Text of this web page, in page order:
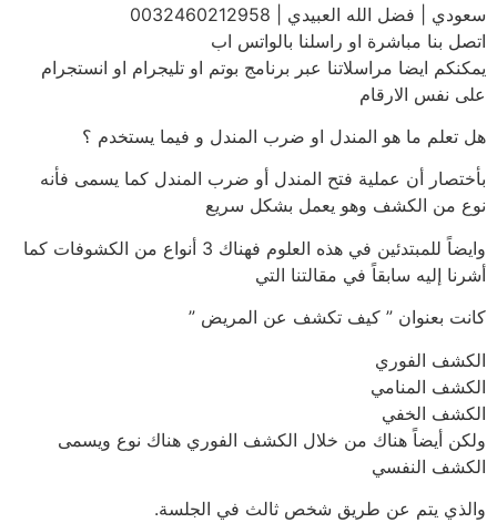
سعودي | فضل الله العبيدي | 0032460212958
اتصل بنا مباشرة او راسلنا بالواتس اب
يمكنكم ايضا مراسلاتنا عبر برنامج بوتم او تليجرام او انستجرام
على نفس الارقام
هل تعلم ما هو المندل او ضرب المندل و فيما يستخدم ؟
بأختصار أن عملية فتح المندل أو ضرب المندل كما يسمى فأنه
نوع من الكشف وهو يعمل بشكل سريع
وايضاً للمبتدئين في هذه العلوم فهناك 3 أنواع من الكشوفات كما
أشرنا إليه سابقاً في مقالتنا التي
كانت بعنوان ” كيف تكشف عن المريض ”
الكشف الفوري
الكشف المنامي
الكشف الخفي
ولكن أيضاً هناك من خلال الكشف الفوري هناك نوع ويسمى
الكشف النفسي
والذي يتم عن طريق شخص ثالث في الجلسة.